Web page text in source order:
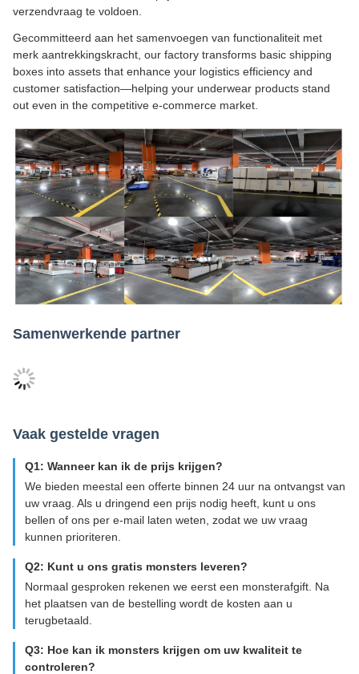
verzendvraag te voldoen.
Gecommitteerd aan het samenvoegen van functionaliteit met
merk aantrekkingskracht, our factory transforms basic shipping
boxes into assets that enhance your logistics efficiency and
customer satisfaction—helping your underwear products stand
out even in the competitive e-commerce market.
Samenwerkende partner
Vaak gestelde vragen
Q1: Wanneer kan ik de prijs krijgen?
We bieden meestal een offerte binnen 24 uur na ontvangst van
uw vraag. Als u dringend een prijs nodig heeft, kunt u ons
bellen of ons per e-mail laten weten, zodat we uw vraag
kunnen prioriteren.
Q2: Kunt u ons gratis monsters leveren?
Normaal gesproken rekenen we eerst een monsterafgift. Na
het plaatsen van de bestelling wordt de kosten aan u
terugbetaald.
Q3: Hoe kan ik monsters krijgen om uw kwaliteit te
controleren?